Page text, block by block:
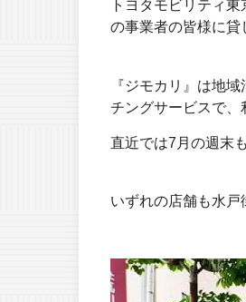
トヨタモビリティ
の事業者の皆様に貸
『ジモカリ』は地
チングサービスで、
直近では7月の週末
いずれの店舗も水戸